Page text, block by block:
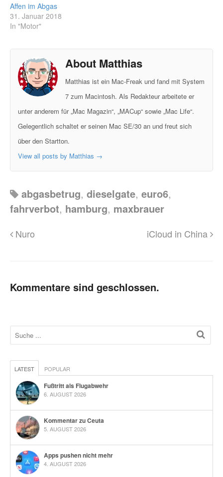
Affen im Abgas
31. Januar 2018
In "Motor"
About Matthias
Matthias ist ein Mac-Freak und fand mit System
7 zum Macintosh. Als Redakteur arbeitete er
unter anderem für „Mac Magazin“, „MACup“ sowie „Mac Life“.
Gelegentlich schaltet er seinen Mac SE/30 an und freut sich
über den Startton.
View all posts by Matthias →
abgasbetrug, dieselgate, euro6,
fahrverbot, hamburg, maxbrauer
Nuro iCloud in China
Kommentare sind geschlossen.
LATEST POPULAR
Fußtritt als Flugabwehr
6. AUGUST 2026
Kommentar zu Ceuta
5. AUGUST 2026
Apps pushen nicht mehr
4. AUGUST 2026